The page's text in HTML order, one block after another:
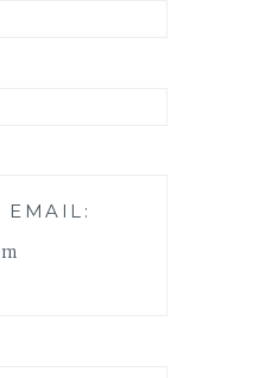
EMAIL: